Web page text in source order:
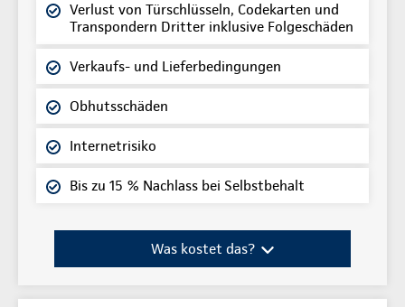
Verlust von Türschlüsseln, Codekarten und
Transpondern Dritter inklusive Folgeschäden
Verkaufs- und Lieferbedingungen
Obhutsschäden
Internetrisiko
Bis zu 15 % Nachlass bei Selbstbehalt
Was kostet das?